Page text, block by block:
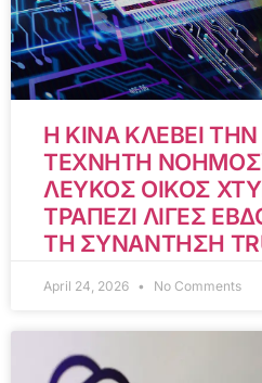
Η ΚΙΝΑ ΚΛΕΒΕΙ
ΤΕΧΝΗΤΗ
ΛΕΥΚΟΣ ΟΙΚΟΣ
ΤΡΑΠΕΖΙ ΛΙΓΕΣ
ΤΗ ΣΥΝΑΝΤΗΣΗ
April 24, 2026 No Comments